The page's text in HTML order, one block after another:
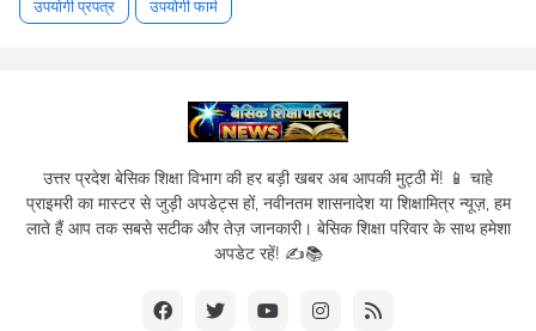
उपयोगी प्रपत्र उपयोगी फार्म
उत्तर प्रदेश बेसिक शिक्षा विभाग की हर बड़ी खबर अब आपकी मुट्ठी में! 📱 चाहे
प्राइमरी का मास्टर से जुड़ी अपडेट्स हों, नवीनतम शासनादेश या शिक्षामित्र न्यूज़, हम
लाते हैं आप तक सबसे सटीक और तेज़ जानकारी। बेसिक शिक्षा परिवार के साथ हमेशा
अपडेट रहें! ✍️📚